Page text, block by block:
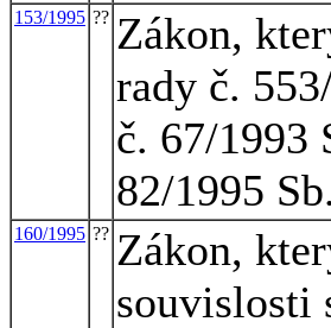
153/1995 ?? Zákon,
rady č.
č. 67/1993
82/1995 Sb.
160/1995 ?? Zákon,
souvislosti